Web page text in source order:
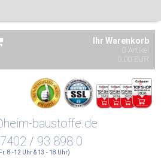
Ihr Warenkorb
0 Artikel
0,00 EUR
baustoffe.de
/ 93 898 0
8 -12 Uhr & 13 - 18 Uhr)